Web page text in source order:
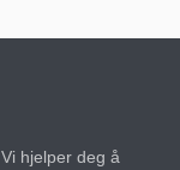
hjelper deg å